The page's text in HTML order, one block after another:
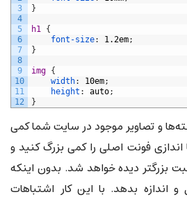
3
4
5
6
7
8
9
10
11
12
}
h1 {
font-size: 1.2em;
}
img {
width: 10em;
height : auto;
}
و تصاویر موجود در سایت شما کمی
انداز‌ی فونت اصلی را کمی بزرگ کنید و
بزرگتر دیده خواهد شد. بدون اینکه
بدهد. با این کار اشتباهات